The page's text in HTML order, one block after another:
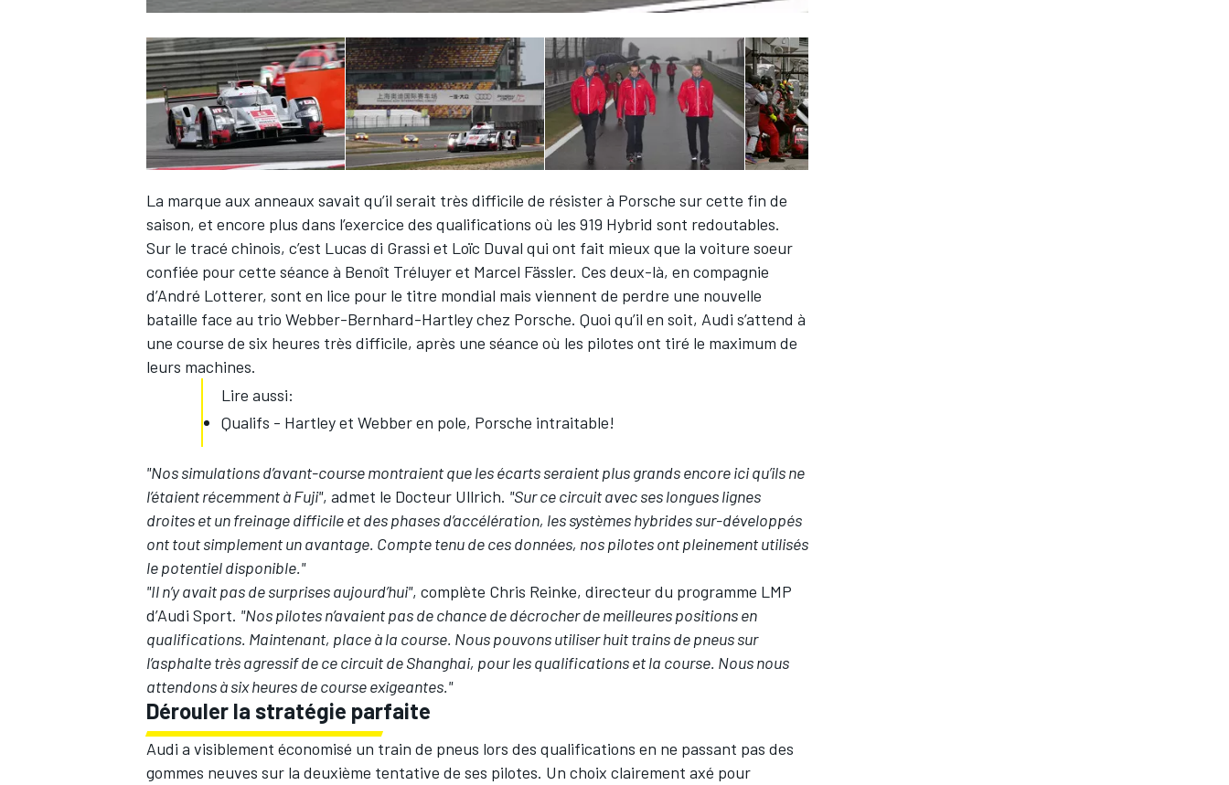
WEC
La marque aux anneaux savait qu’il serait très difficile de résister à Porsche sur cette fin de
saison, et encore plus dans l’exercice des qualifications où les 919 Hybrid sont redoutables.
Sur le tracé chinois, c’est Lucas di Grassi et Loïc Duval qui ont fait mieux que la voiture soeur
confiée pour cette séance à Benoît Tréluyeret Marcel Fässler. Ces deux-là, en compagnie
d’André Lotterer, sont en lice pour le titre mondial mais viennent de perdre une nouvelle
bataille face au trio Webber-Bernhard-Hartley chez Porsche. Quoi qu’il en soit, Audi s’attend à
une course de six heures très difficile, après une séance où les pilotes ont tiré le maximum de
leurs machines.
Lire aussi:
Qualifs - Hartley et Webber en pole, Porsche intraitable!
"Nos simulations d’avant-course montraient que les écarts seraient plus grands encore ici qu’ils ne
l’étaient récemment à Fuji", admet le Docteur Ullrich. "Sur ce circuit avec ses longues lignes
droites et un freinage difficile et des phases d’accélération, les systèmes hybrides sur-développés
ont tout simplement un avantage. Compte tenu de ces données, nos pilotes ont pleinement utilisés
le potentiel disponible."
"Il n’y avait pas de surprises aujourd’hui", complète Chris Reinke, directeur du programme LMP
d’Audi Sport. "Nos pilotes n’avaient pas de chance de décrocher de meilleures positions en
qualifications. Maintenant, place à la course. Nous pouvons utiliser huit trains de pneus sur
l’asphalte très agressif de ce circuit de Shanghai, pour les qualifications et la course. Nous nous
attendons à six heures de course exigeantes."
Dérouler la stratégie parfaite
Audi a visiblement économisé un train de pneus lors des qualifications en ne passant pas des
gommes neuves sur la deuxième tentative de ses pilotes. Un choix clairement axé pour